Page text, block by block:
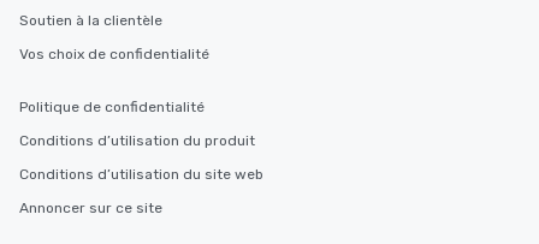
Soutien à la clientèle
Vos choix de confidentialité
Politique de confidentialité
Conditions d’utilisation du produit
Conditions d’utilisation du site web
Annoncer sur ce site